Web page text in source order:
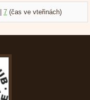
| 7 (čas ve vteřinách)